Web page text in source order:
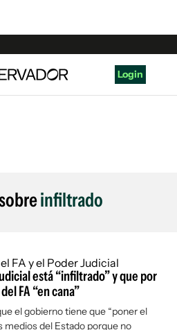
Login
infiltrado
está “infiltrado” y que por
FA “en cana”
el gobierno tiene que “poner el
medios del Estado porque no